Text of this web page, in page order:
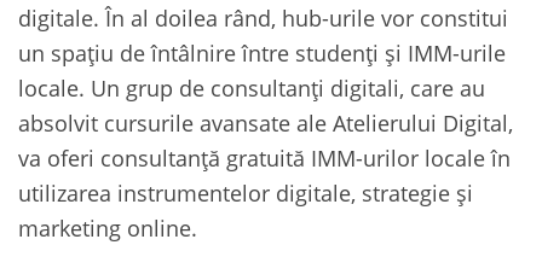
digitale. În al doilea rând, hub-urile vor constitui
un spațiu de întâlnire între studenți și IMM-urile
locale. Un grup de consultanți digitali, care au
absolvit cursurile avansate ale Atelierului Digital,
va oferi consultanță gratuită IMM-urilor locale în
utilizarea instrumentelor digitale, strategie și
marketing online.